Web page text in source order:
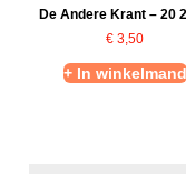
De Andere Krant – 20
€ 3,50
+ In winkelmand